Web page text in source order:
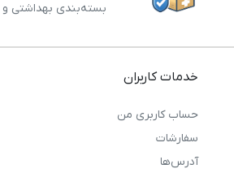
بسته‌بندی بهداشتی و
خدمات کاربران
حساب کاربری من
سفارشات
آدرس‌ها